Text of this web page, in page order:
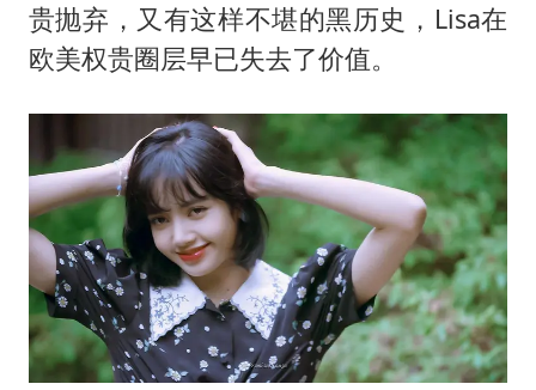
贵抛弃，又有这样不堪的黑历史，Lisa在
欧美权贵圈层早已失去了价值。